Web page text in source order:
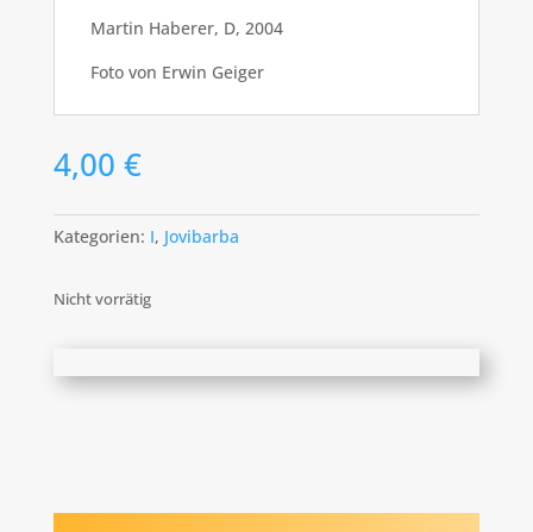
Martin Haberer, D, 2004
Foto von Erwin Geiger
4,00 €
Kategorien: I, Jovibarba
Nicht vorrätig